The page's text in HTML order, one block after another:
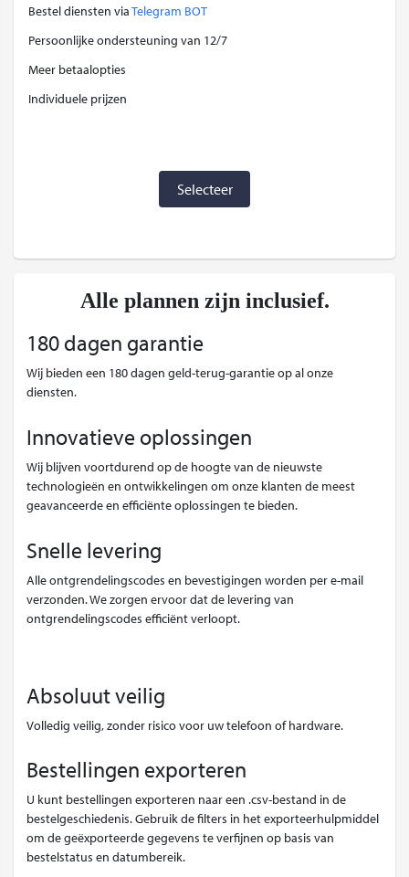
Bestel diensten viaTelegram BOT
Persoonlijke ondersteuning van 12/7
Meer betaalopties
Individuele prijzen
Selecteer
Alle plannen zijn inclusief.
180 dagen garantie
Wij bieden een 180 dagen geld-terug-garantie op al onze
diensten.
Innovatieve oplossingen
Wij blijven voortdurend op de hoogte van de nieuwste
technologieën en ontwikkelingen om onze klanten de meest
geavanceerde en efficiënte oplossingen te bieden.
Snelle levering
Alle ontgrendelingscodes en bevestigingen worden per e-mail
verzonden. We zorgen ervoor dat de levering van
ontgrendelingscodes efficiënt verloopt.
Absoluut veilig
Volledig veilig, zonder risico voor uw telefoon of hardware.
Bestellingen exporteren
U kunt bestellingen exporteren naar een .csv-bestand in de
bestelgeschiedenis. Gebruik de filters in het exporteerhulpmiddel
om de geëxporteerde gegevens te verfijnen op basis van
bestelstatus en datumbereik.